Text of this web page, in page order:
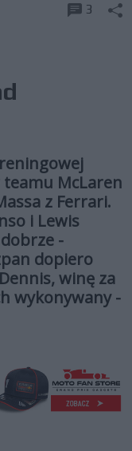
3
McLaren
z Ferrari.
i Lewis
-
dopiero
winę za
wykonywany -